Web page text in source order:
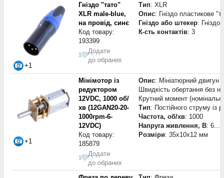
+1
Гніздо "тато"
XLR male-blue,
на провід, синє
Код товару:
193399
1
Додати
до обраних
Тип: XLR
Опис: Гніздо пластикове
Гніздо або штекер: Гніздо
К-сть контактів: 3
+1
Мінімотор із
редуктором
12VDC, 1000 об/
хв (12GAN20-20-
1000rpm-6-
12VDC)
Код товару:
185879
1
Додати
до обраних
Опис: Мініатюрний
Швидкість обертання без
Крутний момент
Тип: Постійного струму із
Частота, об/хв: 1000
Напруга живлення, В:
Розміри: 35x10x12 мм